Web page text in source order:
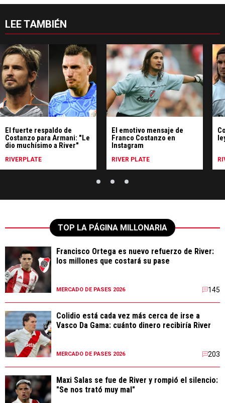
LEE TAMBIÉN
El fuerte respaldo de
Costanzo para Armani: "Le
dio muchísimo a River"
RIVERPLATE
El emotivo mensaje de
Franco Costanzo en
Instagram
RIVER PLATE
TOP LA PÁGINA MILLONARIA
Francisco Ortega es nuevo refuerzo de River:
los millones que costará su pase
MERCADO DE PASES 2026 145
Colidio está cada vez más cerca de irse a
Vasco Da Gama: cuánto dinero recibiría River
MERCADO DE PASES 2026 203
Maxi Salas se fue de River y rompió el silencio:
"Se nos trató muy mal"